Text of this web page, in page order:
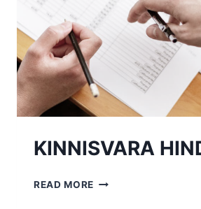
KINNISVARA
READ MORE KINNISVARA